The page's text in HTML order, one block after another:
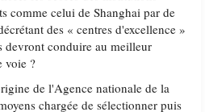
comme celui de Shanghai par de
des « centres d'excellence »
devront conduire au meilleur
voie ?
de l'Agence nationale de la
chargée de sélectionner puis